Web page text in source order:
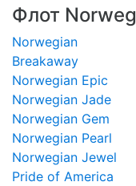
Флот
Norwegian
Breakaway
Norwegian Epic
Norwegian Jade
Norwegian Gem
Norwegian Pearl
Norwegian Jewel
Pride of America